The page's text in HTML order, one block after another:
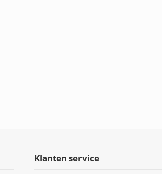
Klanten service